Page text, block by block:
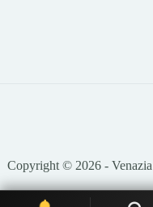
Copyright © 2026 - Venazia